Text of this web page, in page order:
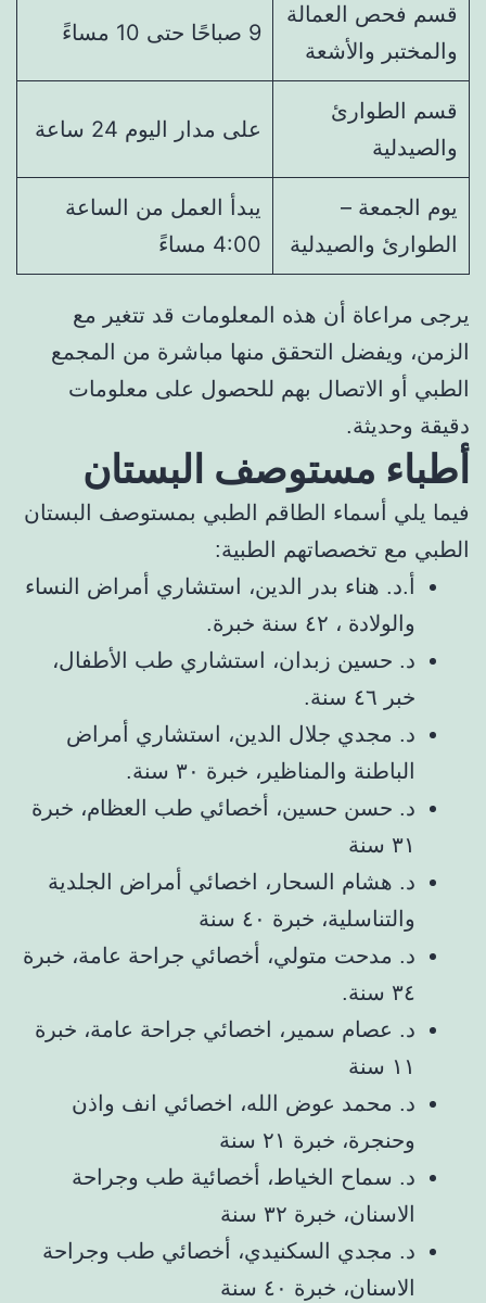
قسم فحص العمالة
والمختبر والأشعة
9 صباحًا حتى 10 مساءً
قسم الطوارئ
والصيدلية
على مدار اليوم 24 ساعة
يوم الجمعة –
الطوارئ والصيدلية
يبدأ العمل من الساعة
4:00 مساءً
يرجى مراعاة أن هذه المعلومات قد تتغير مع
الزمن، ويفضل التحقق منها مباشرة من المجمع
الطبي أو الاتصال بهم للحصول على معلومات
دقيقة وحديثة.
أطباء مستوصف البستان
فيما يلي أسماء الطاقم الطبي بمستوصف البستان
الطبي مع تخصصاتهم الطبية:
أ.د. هناء بدر الدين، استشاري أمراض النساء
والولادة ، ٤٢ سنة خبرة.
د. حسين زبدان، استشاري طب الأطفال،
خبر ٤٦ سنة.
د. مجدي جلال الدين، استشاري أمراض
الباطنة والمناظير، خبرة ٣٠ سنة.
د. حسن حسين، أخصائي طب العظام، خبرة
٣١ سنة
د. هشام السحار، اخصائي أمراض الجلدية
والتناسلية، خبرة ٤٠ سنة
د. مدحت متولي، أخصائي جراحة عامة، خبرة
٣٤ سنة.
د. عصام سمير، اخصائي جراحة عامة، خبرة
١١ سنة
د. محمد عوض الله، اخصائي انف واذن
وحنجرة، خبرة ٢١ سنة
د. سماح الخياط، أخصائية طب وجراحة
الاسنان، خبرة ٣٢ سنة
د. مجدي السكنيدي، أخصائي طب وجراحة
الاسنان، خبرة ٤٠ سنة